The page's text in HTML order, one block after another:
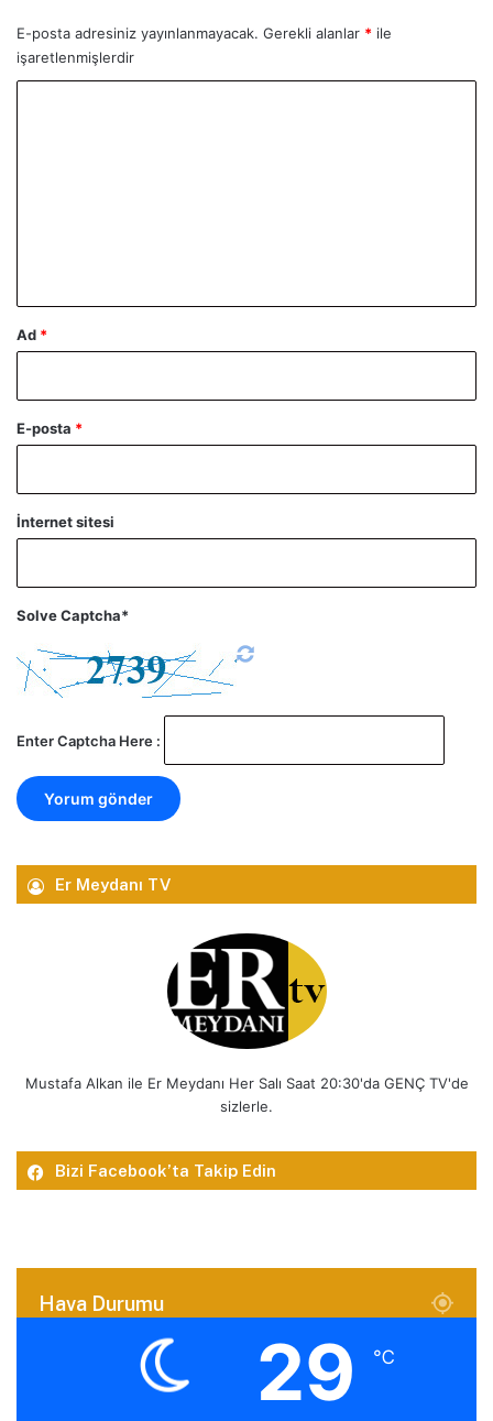
E-posta adresiniz yayınlanmayacak. Gerekli alanlar * ile
işaretlenmişlerdir
Ad *
E-posta *
İnternet sitesi
Solve Captcha*
Enter Captcha Here :
Er Meydanı TV
Mustafa Alkan ile Er Meydanı Her Salı Saat 20:30'da GENÇ TV'de
sizlerle.
Bizi Facebook’ta Takip Edin
Hava Durumu
29 ℃